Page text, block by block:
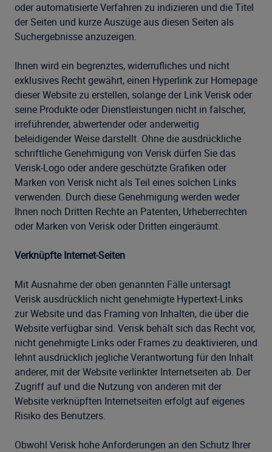
oder automatisierte Verfahren zu indizieren und die Titel
der Seiten und kurze Auszüge aus diesen Seiten als
Suchergebnisse anzuzeigen.
Ihnen wird ein begrenztes, widerrufliches und nicht
exklusives Recht gewährt, einen Hyperlink zur Homepage
dieser Website zu erstellen, solange der Link Verisk oder
seine Produkte oder Dienstleistungen nicht in falscher,
irreführender, abwertender oder anderweitig
beleidigender Weise darstellt. Ohne die ausdrückliche
schriftliche Genehmigung von Verisk dürfen Sie das
Verisk-Logo oder andere geschützte Grafiken oder
Marken von Verisk nicht als Teil eines solchen Links
verwenden. Durch diese Genehmigung werden weder
Ihnen noch Dritten Rechte an Patenten, Urheberrechten
oder Marken von Verisk oder Dritten eingeräumt.
Verknüpfte Internet-Seiten
Mit Ausnahme der oben genannten Fälle untersagt
Verisk ausdrücklich nicht genehmigte Hypertext-Links
zur Website und das Framing von Inhalten, die über die
Website verfügbar sind. Verisk behält sich das Recht vor,
nicht genehmigte Links oder Frames zu deaktivieren, und
lehnt ausdrücklich jegliche Verantwortung für den Inhalt
anderer, mit der Website verlinkter Internetseiten ab. Der
Zugriff auf und die Nutzung von anderen mit der
Website verknüpften Internetseiten erfolgt auf eigenes
Risiko des Benutzers.
Obwohl Verisk hohe Anforderungen an den Schutz Ihrer